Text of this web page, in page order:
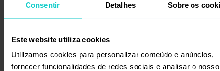
Consentir Detalhes Sobre os
Este website utiliza cookies
Utilizamos cookies para personalizar conteúdo e anúncios,
fornecer funcionalidades de redes sociais e analisar o nosso
Um guia ou artigo atemporal pode ganhar
visibilidade se abordar um tema que esteja
novamente em discussão na indústria, se
a necessidades recorrentes do público.